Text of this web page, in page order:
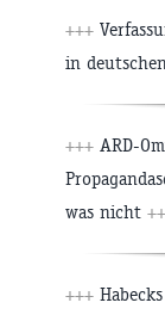
+++
in
+++ ARD-
was nicht
+++